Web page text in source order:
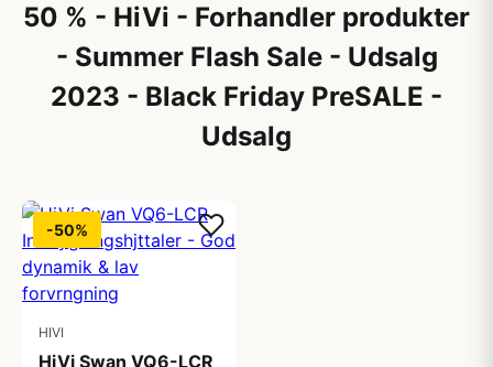
50 % - HiVi - Forhandler produkter
- Summer Flash Sale - Udsalg
2023 - Black Friday PreSALE -
Udsalg
-50%
HIVI
HiVi Swan VQ6-LCR